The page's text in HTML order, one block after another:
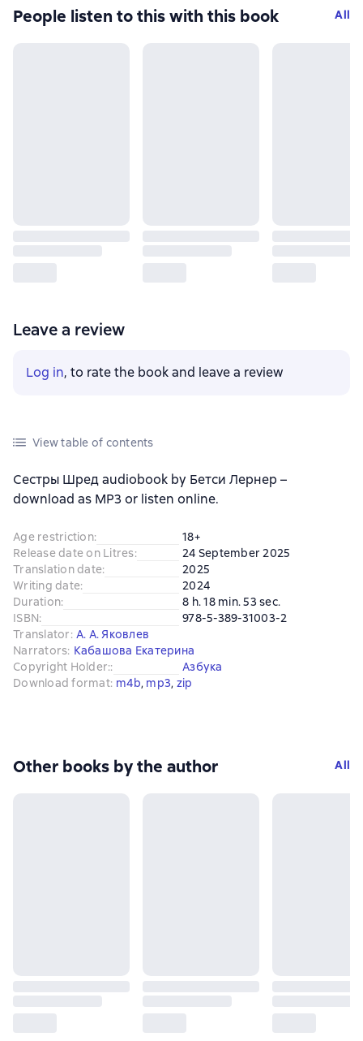
People listen to this with this book All
Leave a review
Log in, to rate the book and leave a review
View table of contents
Сестры Шред audiobook by Бетси Лернер –
download as MP3 or listen online.
Age restriction:
18+
Release date on Litres:
24 September 2025
Translation date:
2025
Writing date:
2024
Duration:
8 h. 18 min. 53 sec.
ISBN:
978-5-389-31003-2
Translator: А. А. Яковлев
Narrators: Кабашова Екатерина
Copyright Holder::
Азбука
Download format: m4b, mp3, zip
Other books by the author All